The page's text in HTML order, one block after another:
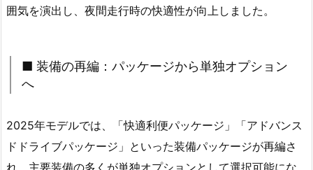
囲気を演出し、夜間走行時の快適性が向上しました。
■ 装備の再編：パッケージから単独オプション
へ
2025年モデルでは、「快適利便パッケージ」「アドバンス
ドドライブパッケージ」といった装備パッケージが再編さ
れ、主要装備の多くが単独オプションとして選択可能にな